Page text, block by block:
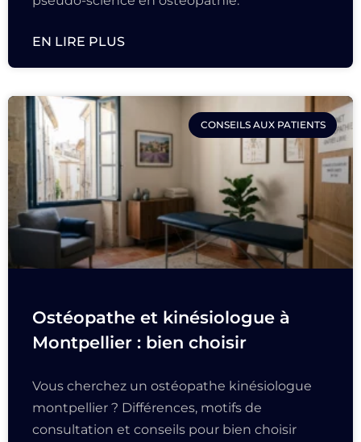
EN LIRE PLUS
CONSEILS AUX PATIENTS
Ostéopathe et kinésiologue à
Montpellier : bien choisir
Vous cherchez un ostéopathe kinésiologue
montpellier ? Différences, motifs de
consultation et conseils pour bien choisir